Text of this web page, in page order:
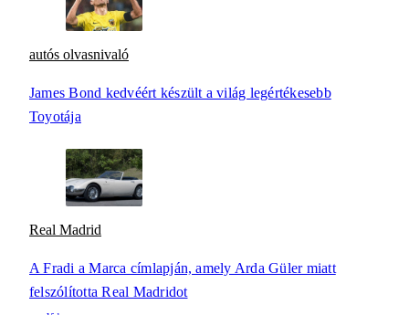
autós olvasnivaló
James Bond kedvéért készült a világ legértékesebb
Toyotája
Real Madrid
A Fradi a Marca címlapján, amely Arda Güler miatt
felszólította Real Madridot